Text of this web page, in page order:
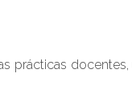
prácticas